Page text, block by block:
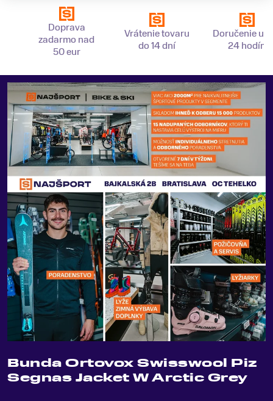
Doprava
zadarmo nad
50 eur
Vrátenie tovaru
do 14 dní
Doručenie už
24 hodín
Bunda Ortovox Swisswool Piz
Segnas Jacket W Arctic Grey